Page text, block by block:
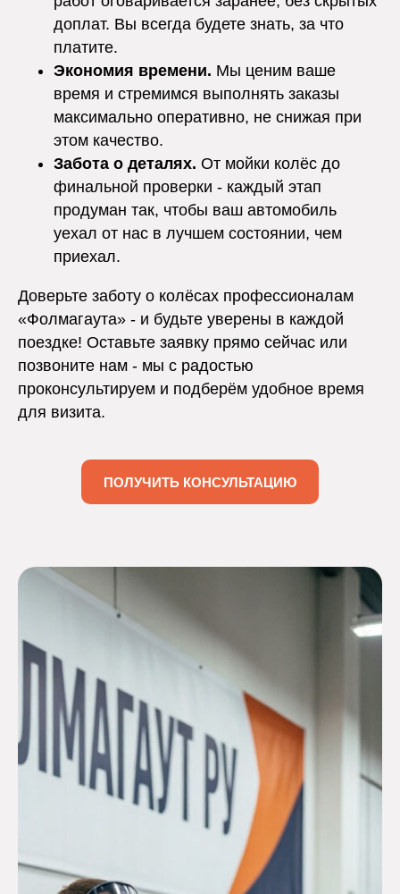
доплат. Вы всегда будете знать, за что
платите.
Экономия времени. Мы ценим ваше
время и стремимся выполнять заказы
максимально оперативно, не снижая при
этом качество.
Забота о деталях. От мойки колёс до
финальной проверки - каждый этап
продуман так, чтобы ваш автомобиль
уехал от нас в лучшем состоянии, чем
приехал.
Доверьте заботу о колёсах профессионалам
«Фолмагаута» - и будьте уверены в каждой
поездке! Оставьте заявку прямо сейчас или
позвоните нам - мы с радостью
проконсультируем и подберём удобное время
для визита.
ПОЛУЧИТЬ КОНСУЛЬТАЦИЮ